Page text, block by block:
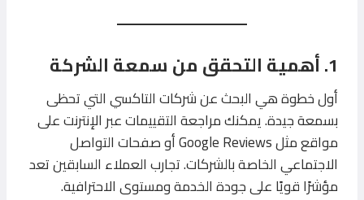
1. أهمية التحقق من سمعة الشركة
أول خطوة هي البحث عن شركات التاكسي التي تحظى
بسمعة جيدة. يمكنك مراجعة التقييمات عبر الإنترنت على
مواقع مثل Google Reviews أو صفحات التواصل
الاجتماعي الخاصة بالشركات. تجارب العملاء السابقين تعد
مؤشرًا قويًا على جودة الخدمة ومستوى الاحترافية.